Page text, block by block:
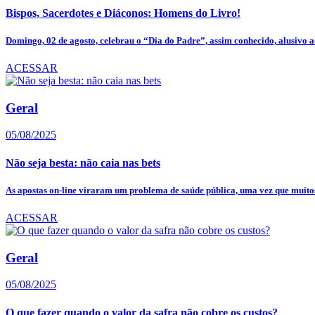
Bispos, Sacerdotes e Diáconos: Homens do Livro!
Domingo, 02 de agosto, celebrau o “Dia do Padre”, assim conhecido, alusivo
ACESSAR
Geral
05/08/2025
Não seja besta: não caia nas bets
As apostas on-line viraram um problema de saúde pública, uma vez que
ACESSAR
Geral
05/08/2025
O que fazer quando o valor da safra não cobre os custos?